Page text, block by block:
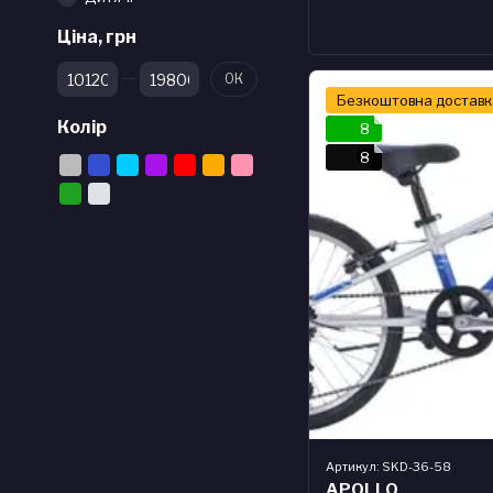
Безкоштовна
8
8
Артикул: SKD-36-58
Ціна, грн
Від Ціна, грн
До Ціна, грн ОК
Колір